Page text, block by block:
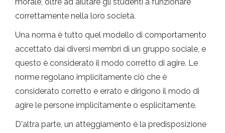
morale, oltre ad aiutare gli studenti a funzionare
correttamente nella loro società.
Una norma è tutto quel modello di comportamento
accettato dai diversi membri di un gruppo sociale, e
questo è considerato il modo corretto di agire. Le
norme regolano implicitamente ciò che è
considerato corretto e errato e dirigono il modo di
agire le persone implicitamente o esplicitamente.
D'altra parte, un atteggiamento è la predisposizione